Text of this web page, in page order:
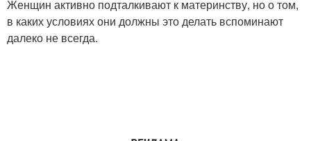
Женщин активно подталкивают к материнству, но о том,
в каких условиях они должны это делать вспоминают
далеко не всегда.